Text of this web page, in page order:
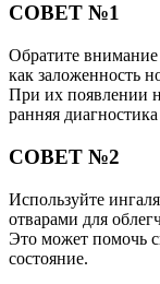
СОВЕТ №1
Обратите
как заложенность
При их появлении
ранняя
СОВЕТ №2
Используйте
отварами для
Это может помочь
состояние.